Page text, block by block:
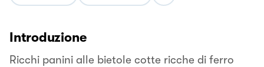
Introduzione
Ricchi panini alle bietole cotte ricche di ferro